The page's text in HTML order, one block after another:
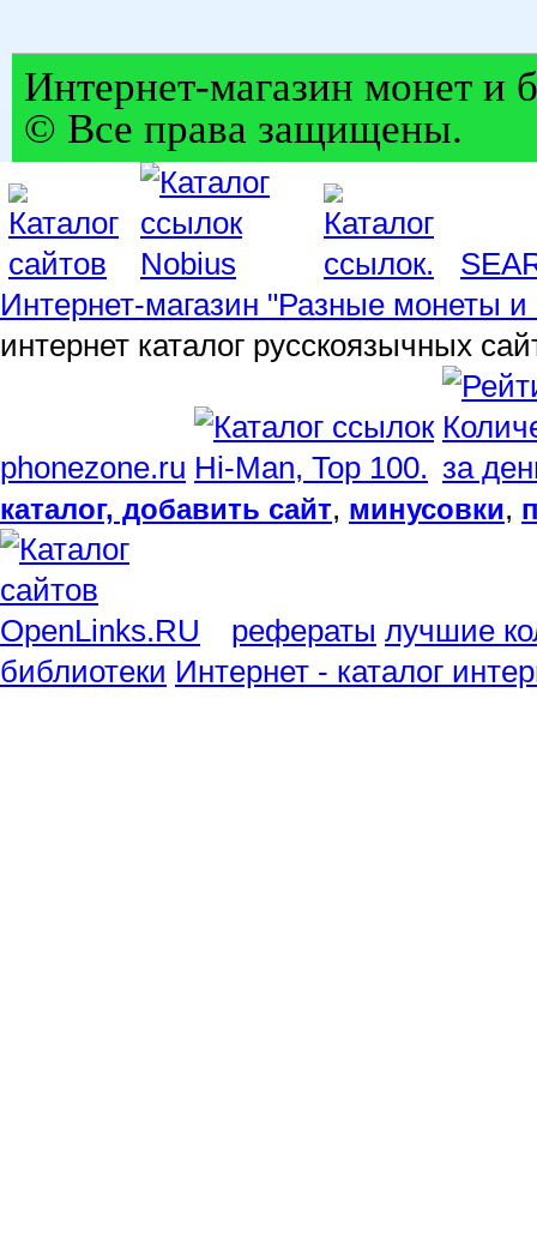
Интернет-магазин монет и
© Все права защищены.
Интернет-магазин "Разные монеты и
интернет каталог русскоязычных
phonezone.ru
каталог, добавить сайт, минусовки,
рефераты лучшие
библиотеки Интернет - каталог